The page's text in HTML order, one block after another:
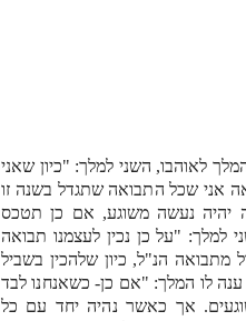
לאוהבו, השני למלך: "כיון שאני
אני שכל התבואה שתגדל בשנה זו
יהיה נעשה משוגע, אם כן תטכס
למלך: "על כן נכין לעצמנו תבואה
מתבואה הנ"ל, כיון שלהכין בשביל
לו המלך: "אם כן- כשאנחנו לבד
אך כאשר נהיה יחד עם כל